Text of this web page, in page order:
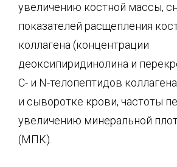
увеличению костной массы,
показателей расщепления
коллагена (концентрации
деоксипиридинолина и
С- и N-телопептидов
и сыворотке крови, частоты
увеличению минеральной
(МПК).